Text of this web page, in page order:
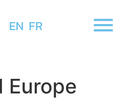
EN FR
Europe